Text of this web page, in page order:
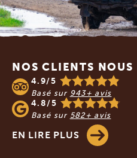
NOS CLIENTS
4.9/5
Basé sur 943+ avis
4.8/5
Basé sur 582+ avis
EN LIRE PLUS